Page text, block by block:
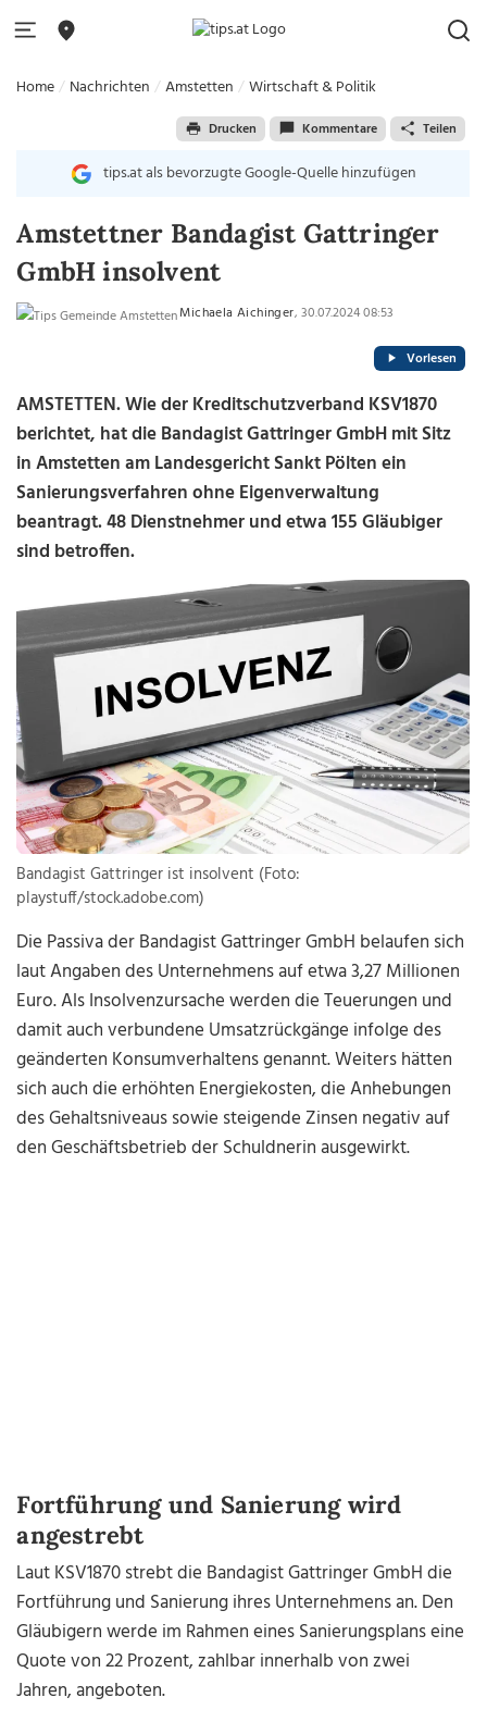
Home Nachrichten Amstetten Wirtschaft & Politik
Drucken Kommentare Teilen
tips.at als bevorzugte Google-Quelle hinzufügen
Amstettner Bandagist Gattringer
GmbH insolvent
Michaela Aichinger, 30.07.2024 08:53
Vorlesen
AMSTETTEN. Wie der Kreditschutzverband KSV1870
berichtet, hat die Bandagist Gattringer GmbH mit Sitz
in Amstetten am Landesgericht Sankt Pölten ein
Sanierungsverfahren ohne Eigenverwaltung
beantragt. 48 Dienstnehmer und etwa 155 Gläubiger
sind betroffen.
Bandagist Gattringer ist insolvent (Foto:
playstuff/stock.adobe.com)
Die Passiva der Bandagist Gattringer GmbH belaufen sich
laut Angaben des Unternehmens auf etwa 3,27 Millionen
Euro. Als Insolvenzursache werden die Teuerungen und
damit auch verbundene Umsatzrückgänge infolge des
geänderten Konsumverhaltens genannt. Weiters hätten
sich auch die erhöhten Energiekosten, die Anhebungen
des Gehaltsniveaus sowie steigende Zinsen negativ auf
den Geschäftsbetrieb der Schuldnerin ausgewirkt.
Fortführung und Sanierung wird
angestrebt
Laut KSV1870 strebt die Bandagist Gattringer GmbH die
Fortführung und Sanierung ihres Unternehmens an. Den
Gläubigern werde im Rahmen eines Sanierungsplans eine
Quote von 22 Prozent, zahlbar innerhalb von zwei
Jahren, angeboten.